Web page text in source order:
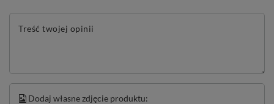
Treść twojej opinii
Dodaj własne zdjęcie produktu: